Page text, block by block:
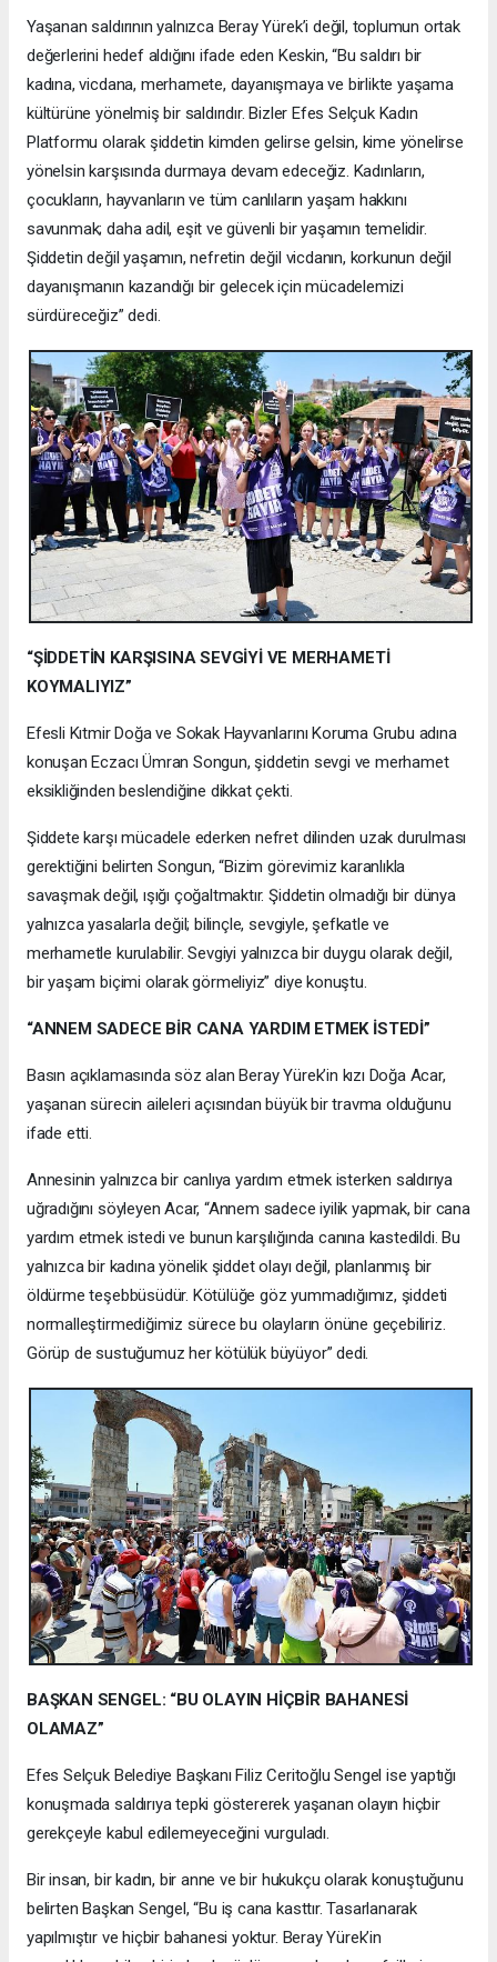
Yaşanan saldırının yalnızca Beray Yürek’i değil, toplumun ortak
değerlerini hedef aldığını ifade eden Keskin, “Bu saldırı bir
kadına, vicdana, merhamete, dayanışmaya ve birlikte yaşama
kültürüne yönelmiş bir saldırıdır. Bizler Efes Selçuk Kadın
Platformu olarak şiddetin kimden gelirse gelsin, kime yönelirse
yönelsin karşısında durmaya devam edeceğiz. Kadınların,
çocukların, hayvanların ve tüm canlıların yaşam hakkını
savunmak; daha adil, eşit ve güvenli bir yaşamın temelidir.
Şiddetin değil yaşamın, nefretin değil vicdanın, korkunun değil
dayanışmanın kazandığı bir gelecek için mücadelemizi
sürdüreceğiz” dedi.
“ŞİDDETİN KARŞISINA SEVGİYİ VE MERHAMETİ
KOYMALIYIZ”
Efesli Kıtmir Doğa ve Sokak Hayvanlarını Koruma Grubu adına
konuşan Eczacı Ümran Songun, şiddetin sevgi ve merhamet
eksikliğinden beslendiğine dikkat çekti.
Şiddete karşı mücadele ederken nefret dilinden uzak durulması
gerektiğini belirten Songun, “Bizim görevimiz karanlıkla
savaşmak değil, ışığı çoğaltmaktır. Şiddetin olmadığı bir dünya
yalnızca yasalarla değil; bilinçle, sevgiyle, şefkatle ve
merhametle kurulabilir. Sevgiyi yalnızca bir duygu olarak değil,
bir yaşam biçimi olarak görmeliyiz” diye konuştu.
“ANNEM SADECE BİR CANA YARDIM ETMEK İSTEDİ”
Basın açıklamasında söz alan Beray Yürek’in kızı Doğa Acar,
yaşanan sürecin aileleri açısından büyük bir travma olduğunu
ifade etti.
Annesinin yalnızca bir canlıya yardım etmek isterken saldırıya
uğradığını söyleyen Acar, “Annem sadece iyilik yapmak, bir cana
yardım etmek istedi ve bunun karşılığında canına kastedildi. Bu
yalnızca bir kadına yönelik şiddet olayı değil, planlanmış bir
öldürme teşebbüsüdür. Kötülüğe göz yummadığımız, şiddeti
normalleştirmediğimiz sürece bu olayların önüne geçebiliriz.
Görüp de sustuğumuz her kötülük büyüyor” dedi.
BAŞKAN SENGEL: “BU OLAYIN HİÇBİR BAHANESİ
OLAMAZ”
Efes Selçuk Belediye Başkanı Filiz Ceritoğlu Sengel ise yaptığı
konuşmada saldırıya tepki göstererek yaşanan olayın hiçbir
gerekçeyle kabul edilemeyeceğini vurguladı.
Bir insan, bir kadın, bir anne ve bir hukukçu olarak konuştuğunu
belirten Başkan Sengel, “Bu iş cana kasttır. Tasarlanarak
yapılmıştır ve hiçbir bahanesi yoktur. Beray Yürek’in